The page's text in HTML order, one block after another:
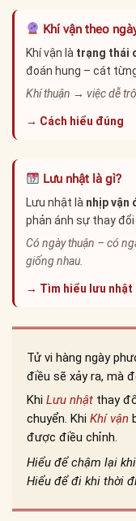
Khí vận theo
Khí vận là trạng thái
đoán hung – cát
Khí thuận → việc dễ
→ Cách hiểu đúng
Lưu nhật là gì?
Lưu nhật là nhịp vận
phản ánh sự thay
Có ngày thuận – có
giống nhau.
→ Tìm hiểu lưu nhật
Tử vi hàng ngày
điều sẽ xảy ra, mà
Khi Lưu nhật thay
chuyển. Khi Khí vận
được điều chỉnh.
Hiểu để chậm lại
Hiểu để đi khi thời